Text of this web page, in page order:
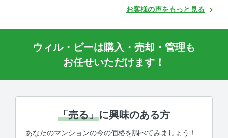
お客様の声をもっと見る
ウィル・ビーは購入・売却・管理も
お任せいただけます！
「売る」に興味のある方
あなたのマンションの今の価格を調べてみましょう！